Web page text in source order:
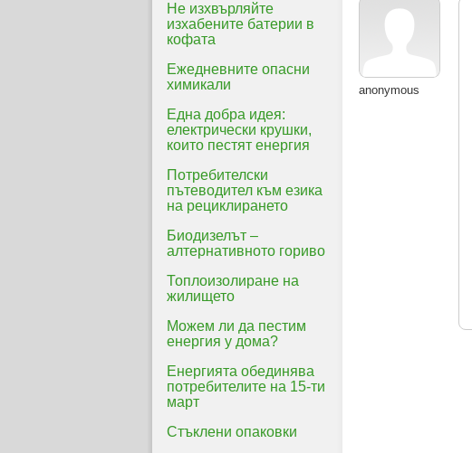
Не изхвърляйте
изхабените батерии в
кофата
Ежедневните опасни
химикали
Една добра идея:
електрически крушки,
които пестят енергия
Потребителски
пътеводител към езика
на рециклирането
Биодизелът –
алтернативното гориво
Топлоизолиране на
жилището
Можем ли да пестим
енергия у дома?
Енергията обединява
потребителите на 15-ти
март
Стъклени опаковки
anonymous